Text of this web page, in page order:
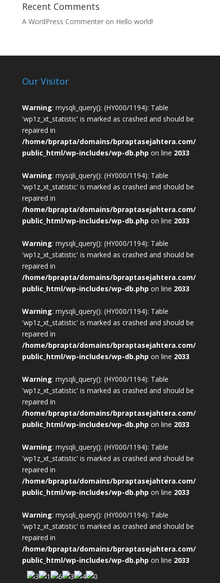
Recent Comments
A WordPress Commenteron Hello world!
Our Visitor
Warning: mysqli_query(): (HY000/1194): Table
'wp1z_xt_statistic' is marked as crashed and should be
repaired in
/home/bprapta/domains/bpraptasejahtera.com/
public_html/wp-includes/wp-db.php on line 2033
Warning: mysqli_query(): (HY000/1194): Table
'wp1z_xt_statistic' is marked as crashed and should be
repaired in
/home/bprapta/domains/bpraptasejahtera.com/
public_html/wp-includes/wp-db.php on line 2033
Warning: mysqli_query(): (HY000/1194): Table
'wp1z_xt_statistic' is marked as crashed and should be
repaired in
/home/bprapta/domains/bpraptasejahtera.com/
public_html/wp-includes/wp-db.php on line 2033
Warning: mysqli_query(): (HY000/1194): Table
'wp1z_xt_statistic' is marked as crashed and should be
repaired in
/home/bprapta/domains/bpraptasejahtera.com/
public_html/wp-includes/wp-db.php on line 2033
Warning: mysqli_query(): (HY000/1194): Table
'wp1z_xt_statistic' is marked as crashed and should be
repaired in
/home/bprapta/domains/bpraptasejahtera.com/
public_html/wp-includes/wp-db.php on line 2033
Warning: mysqli_query(): (HY000/1194): Table
'wp1z_xt_statistic' is marked as crashed and should be
repaired in
/home/bprapta/domains/bpraptasejahtera.com/
public_html/wp-includes/wp-db.php on line 2033
Warning: mysqli_query(): (HY000/1194): Table
'wp1z_xt_statistic' is marked as crashed and should be
repaired in
/home/bprapta/domains/bpraptasejahtera.com/
public_html/wp-includes/wp-db.php on line 2033